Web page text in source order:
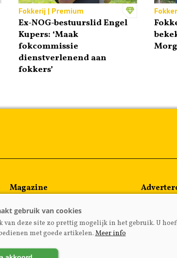
Fokkerij | Premium
Ex-NOG-bestuurslid Engel
Kupers: ‘Maak
fokcommissie
dienstverlenend aan
fokkers’
Magazine
Over ons
deze site zo prettig mogelijk in het gebruik. U
met goede artikelen.Meer info